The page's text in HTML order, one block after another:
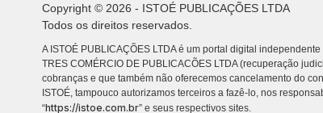
Copyright © 2026 - ISTOÉ PUBLICAÇÕES LTDA
Todos os direitos reservados.
A ISTOÉ PUBLICAÇÕES LTDA é um portal digital
TRES COMÉRCIO DE PUBLICACÕES LTDA (recuperação
cobranças e que também não oferecemos cancelamento do
ISTOÉ, tampouco autorizamos terceiros a fazê-lo, nos
“https://istoe.com.br” e seus respectivos sites.